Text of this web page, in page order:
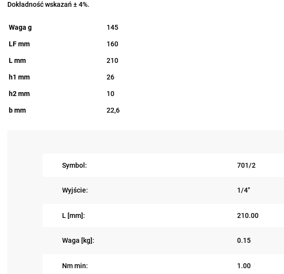
Dokładność wskazań ± 4%.
Waga g 145
LF mm 160
L mm 210
h1 mm 26
h2 mm 10
b mm 22,6
Symbol: 701/2
Wyjście: 1/4"
L [mm]: 210.00
Waga [kg]: 0.15
Nm min: 1.00